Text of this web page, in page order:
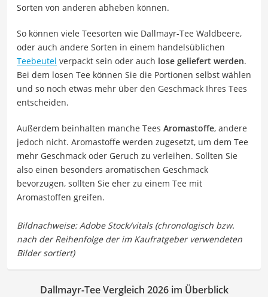
Sorten von anderen abheben können.
So können viele Teesorten wie Dallmayr-Tee Waldbeere,
oder auch andere Sorten in einem handelsüblichen
Teebeutel verpackt sein oder auch lose geliefert werden.
Bei dem losen Tee können Sie die Portionen selbst wählen
und so noch etwas mehr über den Geschmack Ihres Tees
entscheiden.
Außerdem beinhalten manche Tees Aromastoffe, andere
jedoch nicht. Aromastoffe werden zugesetzt, um dem Tee
mehr Geschmack oder Geruch zu verleihen. Sollten Sie
also einen besonders aromatischen Geschmack
bevorzugen, sollten Sie eher zu einem Tee mit
Aromastoffen greifen.
Dallmayr-Tee Vergleich 2026 im Überblick